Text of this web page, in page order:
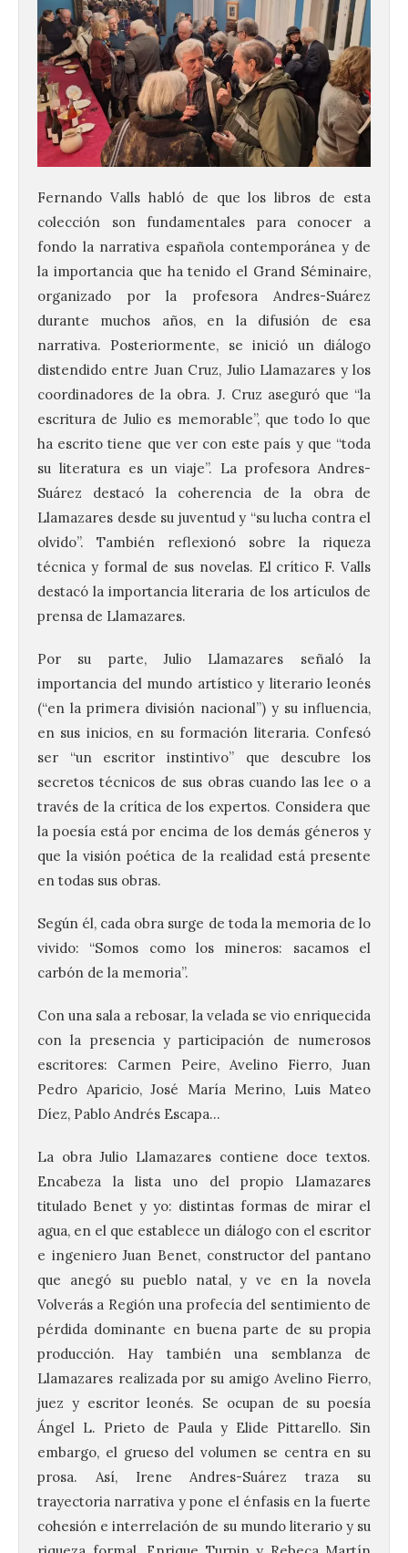
Fernando Valls habló de que los libros de esta
colección son fundamentales para conocer a
fondo la narrativa española contemporánea y de
la importancia que ha tenido el Grand Séminaire,
organizado por la profesora Andres-Suárez
durante muchos años, en la difusión de esa
narrativa. Posteriormente, se inició un diálogo
distendido entre Juan Cruz, Julio Llamazares y los
coordinadores de la obra. J. Cruz aseguró que “la
escritura de Julio es memorable”, que todo lo que
ha escrito tiene que ver con este país y que “toda
su literatura es un viaje”. La profesora Andres-
Suárez destacó la coherencia de la obra de
Llamazares desde su juventud y “su lucha contra el
olvido”. También reflexionó sobre la riqueza
técnica y formal de sus novelas. El crítico F. Valls
destacó la importancia literaria de los artículos de
prensa de Llamazares.
Por su parte, Julio Llamazares señaló la
importancia del mundo artístico y literario leonés
(“en la primera división nacional”) y su influencia,
en sus inicios, en su formación literaria. Confesó
ser “un escritor instintivo” que descubre los
secretos técnicos de sus obras cuando las lee o a
través de la crítica de los expertos. Considera que
la poesía está por encima de los demás géneros y
que la visión poética de la realidad está presente
en todas sus obras.
Según él, cada obra surge de toda la memoria de lo
vivido: “Somos como los mineros: sacamos el
carbón de la memoria”.
Con una sala a rebosar, la velada se vio enriquecida
con la presencia y participación de numerosos
escritores: Carmen Peire, Avelino Fierro, Juan
Pedro Aparicio, José María Merino, Luis Mateo
Díez, Pablo Andrés Escapa…
La obra Julio Llamazares contiene doce textos.
Encabeza la lista uno del propio Llamazares
titulado Benet y yo: distintas formas de mirar el
agua, en el que establece un diálogo con el escritor
e ingeniero Juan Benet, constructor del pantano
que anegó su pueblo natal, y ve en la novela
Volverás a Región una profecía del sentimiento de
pérdida dominante en buena parte de su propia
producción. Hay también una semblanza de
Llamazares realizada por su amigo Avelino Fierro,
juez y escritor leonés. Se ocupan de su poesía
Ángel L. Prieto de Paula y Elide Pittarello. Sin
embargo, el grueso del volumen se centra en su
prosa. Así, Irene Andres-Suárez traza su
trayectoria narrativa y pone el énfasis en la fuerte
cohesión e interrelación de su mundo literario y su